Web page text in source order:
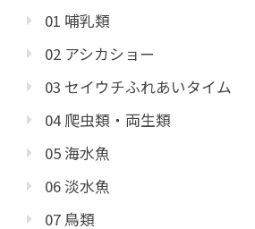
01 哺乳類
02 アシカショー
03 セイウチふれあいタイム
04 爬虫類・両生類
05 海水魚
06 淡水魚
07 鳥類